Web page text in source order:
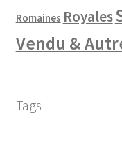
Romaines Royales
Vendu &
Tags